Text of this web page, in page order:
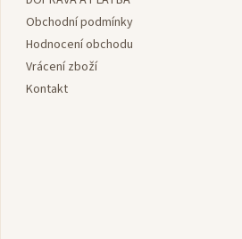
Obchodní podmínky
Hodnocení obchodu
Vrácení zboží
Kontakt